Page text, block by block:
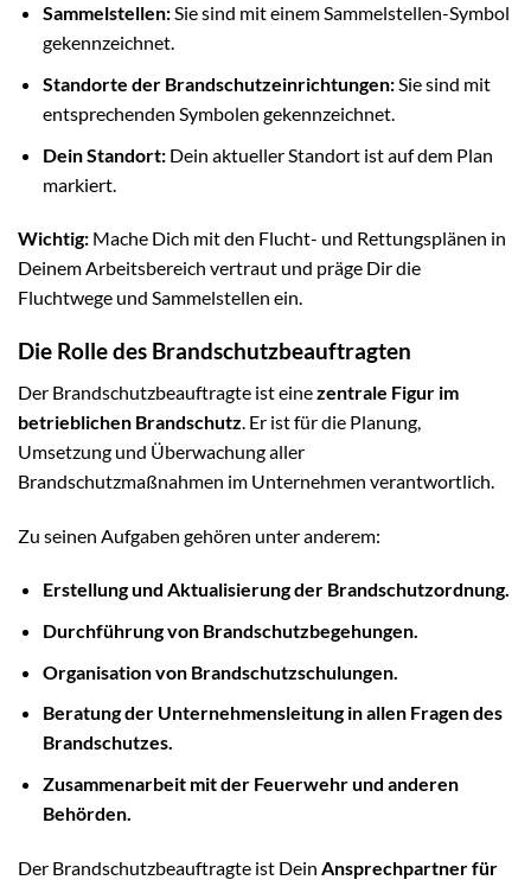
Sammelstellen:Sie sind mit einem Sammelstellen-Symbol
gekennzeichnet.
Standorte der Brandschutzeinrichtungen:Sie sind mit
entsprechenden Symbolen gekennzeichnet.
Dein Standort:Dein aktueller Standort ist auf dem Plan
markiert.
Wichtig: Mache Dich mit den Flucht- und Rettungsplänen in
Deinem Arbeitsbereich vertraut und präge Dir die
Fluchtwege und Sammelstellen ein.
Die Rolle des Brandschutzbeauftragten
Der Brandschutzbeauftragte ist einezentrale Figur im
betrieblichen Brandschutz . Er ist für die Planung,
Umsetzung und Überwachung aller
Brandschutzmaßnahmen im Unternehmen verantwortlich.
Zu seinen Aufgaben gehören unter anderem:
Erstellung und Aktualisierung der Brandschutzordnung.
Durchführung von Brandschutzbegehungen.
Organisation von Brandschutzschulungen.
Beratung der Unternehmensleitung in allen Fragen des
Brandschutzes.
Zusammenarbeit mit der Feuerwehr und anderen
Behörden.
Der Brandschutzbeauftragte ist Dein Ansprechpartner für